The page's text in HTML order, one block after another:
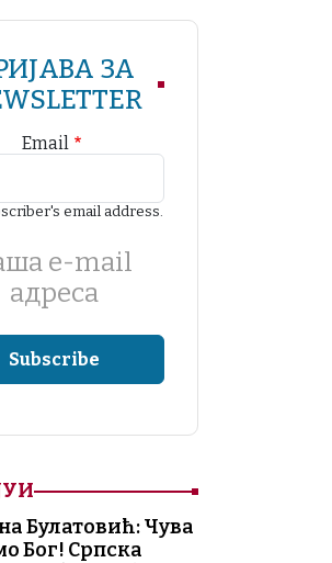
ЗА
Email
email address.
е-mail
адреса
Булатовић: Чува
Бог! Српска